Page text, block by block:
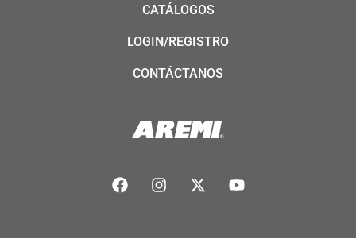
CATÁLOGOS
LOGIN/REGISTRO
CONTÁCTANOS